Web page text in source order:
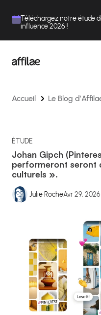
Téléchargez notre étude
influence 2026 !
Accueil Le Blog
ÉTUDE
Johan Gipch
performeront seront
culturels ».
Julie RocheAvr 29, 2026